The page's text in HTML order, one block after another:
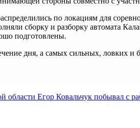
по локациям для
сборку и разборку автомата
подготовлены.
дня, а самых сильных, ловких